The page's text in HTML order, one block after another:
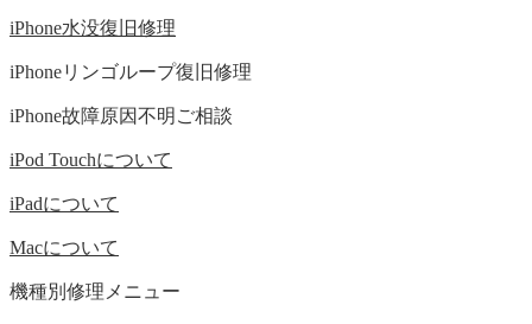
iPhone水没復旧修理
iPhoneリンゴループ復旧修理
iPhone故障原因不明ご相談
iPod Touchについて
iPadについて
Macについて
機種別修理メニュー